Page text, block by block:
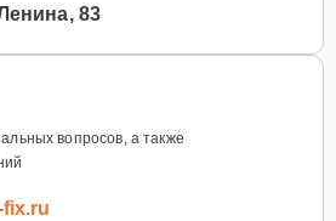
83
вопросов, а также